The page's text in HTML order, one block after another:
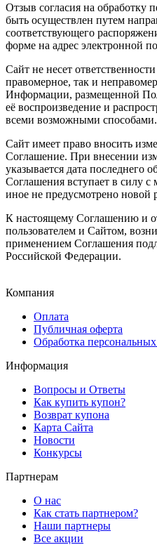
Отзыв согласия на обработку
быть осуществлен путем
соответствующего
форме на адрес электронной
Сайт не несет
правомерное, так и
Информации, размещенной
её воспроизведение и
всеми возможными способами.
Сайт имеет право вносить
Соглашение. При внесении
указывается дата последнего
Соглашения вступает в силу с
иное не предусмотрено новой
К настоящему Соглашению и
пользователем и Сайтом,
применением Соглашения
Российской Федерации.
Компания
Оплата
Публичная оферта
Обработка
Информация
Вопросы и Ответы
Как купить купон?
Возврат купона
Карта Сайта
Новости
Конкурсы
Партнерам
О нас
Как стать партнером?
Наши партнеры
Все акции